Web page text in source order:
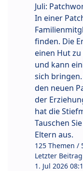
Juli:
In einer
finden. Die
einen Hut
und kann
sich
den neuen
der
hat die
Tauschen
Eltern aus.
125 Themen /
Letzter
1. Jul 2026